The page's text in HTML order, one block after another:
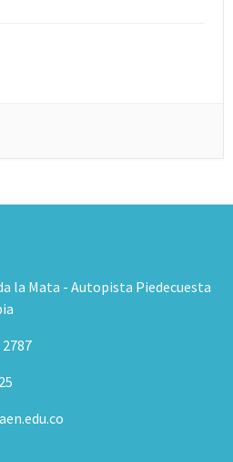
la Mata - Autopista Piedecuesta